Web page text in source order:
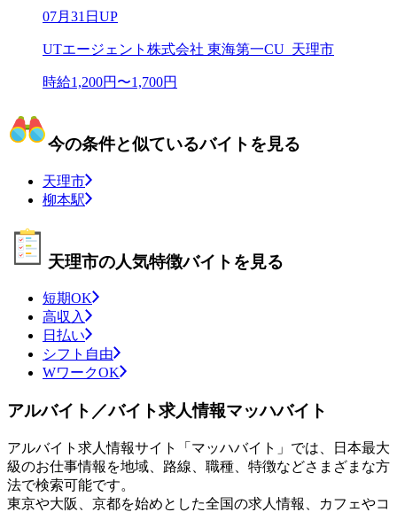
07月31日UP
UTエージェント株式会社 東海第一CU_天理市
時給1,200円〜1,700円
今の条件と似ているバイトを見る
天理市
柳本駅
天理市の人気特徴バイトを見る
短期OK
高収入
日払い
シフト自由
WワークOK
アルバイト／バイト求人情報マッハバイト
アルバイト求人情報サイト「マッハバイト」では、日本最大
級のお仕事情報を地域、路線、職種、特徴などさまざまな方
法で検索可能です。
東京や大阪、京都を始めとした全国の求人情報、カフェやコ